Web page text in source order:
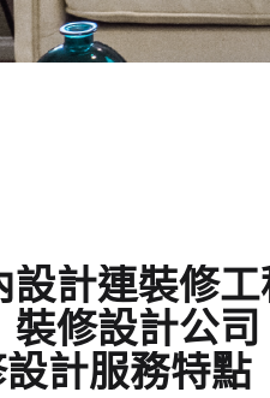
設計連裝修工
裝修設計公司
計服務特點